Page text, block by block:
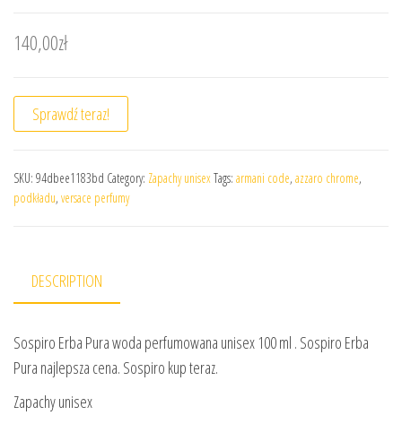
140,00zł
Sprawdź teraz!
SKU: 94dbee1183bd Category: Zapachy unisexTags: armani code, azzaro chrome,
podkładu, versace perfumy
DESCRIPTION
Sospiro Erba Pura woda perfumowana unisex 100 ml . Sospiro Erba
Pura najlepsza cena. Sospiro kup teraz.
Zapachy unisex